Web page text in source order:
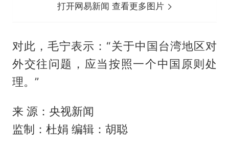
打开网易新闻 查看更多图片
对此，毛宁表示：“关于中国台湾地区对
外交往问题，应当按照一个中国原则处
理。”
来 源：央视新闻
监制：杜娟 编辑：胡聪